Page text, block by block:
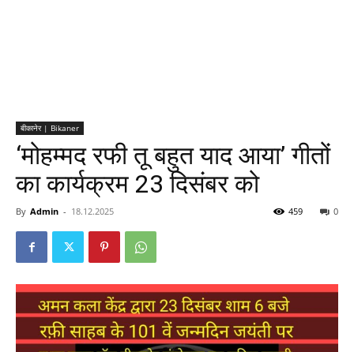
बीकानेर | Bikaner
‘मोहम्मद रफी तू बहुत याद आया’ गीतों
का कार्यक्रम 23 दिसंबर को
By Admin - 18.12.2025 0
459